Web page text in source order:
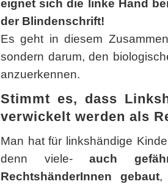
eignet sich die linke Hand
der Blindenschrift!
Es geht in diesem
sondern darum, den
anzuerkennen.
Stimmt es, dass
verwickelt werden als
Man hat für linkshändige
denn viele-auch
RechtshänderInnen gebaut,